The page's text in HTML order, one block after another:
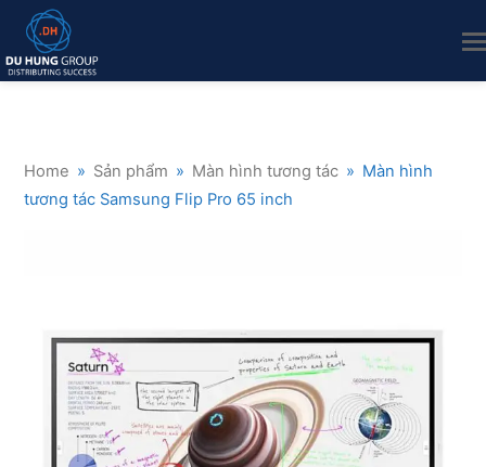
Home » Sản phẩm » Màn hình tương tác » Màn hình
tương tác Samsung Flip Pro 65 inch